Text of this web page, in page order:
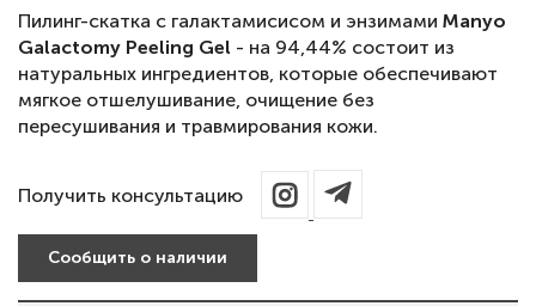
Пилинг-скатка с галактамисисом и энзимами Manyo
Galactomy Peeling Gel - на 94,44% состоит из
натуральных ингредиентов, которые обеспечивают
мягкое отшелушивание, очищение без
пересушивания и травмирования кожи.
Получить консультацию
Сообщить о наличии